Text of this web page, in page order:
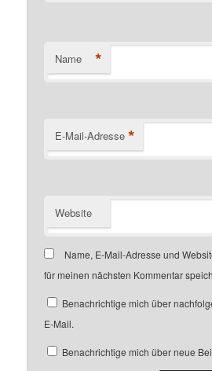
Name *
E-Mail-Adresse *
Website
Name, E-Mail-Adresse und
für meinen nächsten Kommentar
Benachrichtige mich über
E-Mail.
Benachrichtige mich über neue